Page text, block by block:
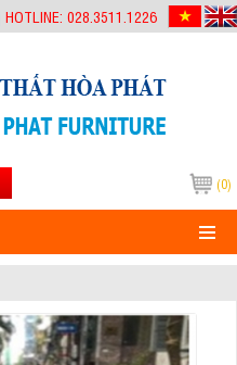
HOTLINE: 028.3511.1226
(0)